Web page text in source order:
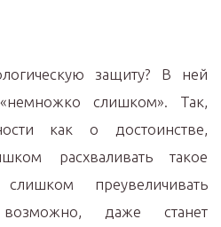
защиту? В ней
слишком». Так,
как о достоинстве,
расхваливать такое
преувеличивать
возможно, даже станет